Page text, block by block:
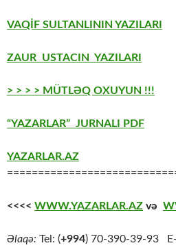
VAQİF SULTANLININ YAZILARI
ZAUR USTACIN YAZILARI
> > > > MÜTLƏQ OXUYUN !!!
“YAZARLAR” JURNALI PDF
YAZARLAR.AZ
<<<< WWW.YAZARLAR.AZ və
Əlaqə: Tel: (+994) 70-390-39-93 E-